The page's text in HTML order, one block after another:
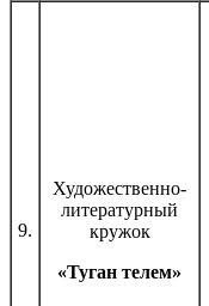
9.
Художественно-
литературный
кружок
«Туган телем»